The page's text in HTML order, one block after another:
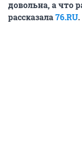
довольна, а что
рассказала76.RU.